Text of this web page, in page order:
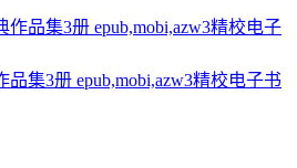
集3册 epub,mobi,azw3精校电子书